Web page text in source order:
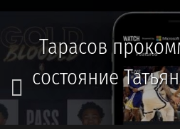
Тарасов
состояние